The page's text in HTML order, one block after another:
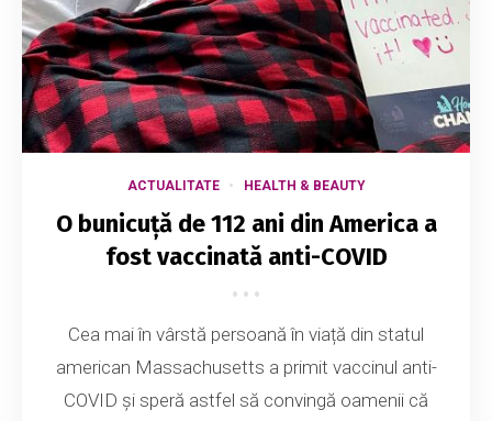
ACTUALITATE HEALTH & BEAUTY
O bunicuță de 112 ani din America a
fost vaccinată anti-COVID
Cea mai în vârstă persoană în viață din statul
american Massachusetts a primit vaccinul anti-
COVID și speră astfel să convingă oamenii că